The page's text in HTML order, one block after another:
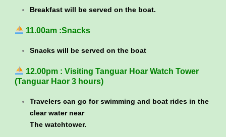
Breakfast will be served on the boat.
11.00am :Snacks
Snacks will be served on the boat
12.00pm : Visiting Tanguar Hoar Watch Tower
(Tanguar Haor 3 hours)
Travelers can go for swimming and boat rides in the
clear water near
The watchtower.